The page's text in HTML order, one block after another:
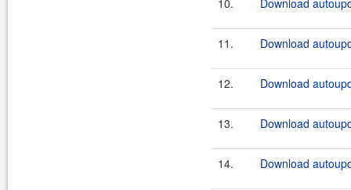
10. Download
11. Download
12. Download
13. Download
14. Download